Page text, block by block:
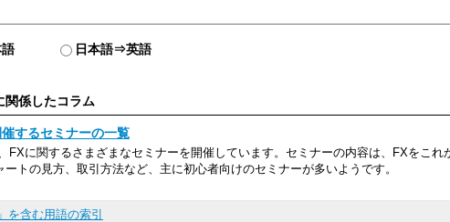
日本語⇒英語
関係したコラム
するセミナーの一覧
FXに関するさまざまなセミナーを開催しています。セミナーの内容は、FXをこれ
ートの見方、取引方法など、主に初心者向けのセミナーが多いようです。
を含む用語の索引